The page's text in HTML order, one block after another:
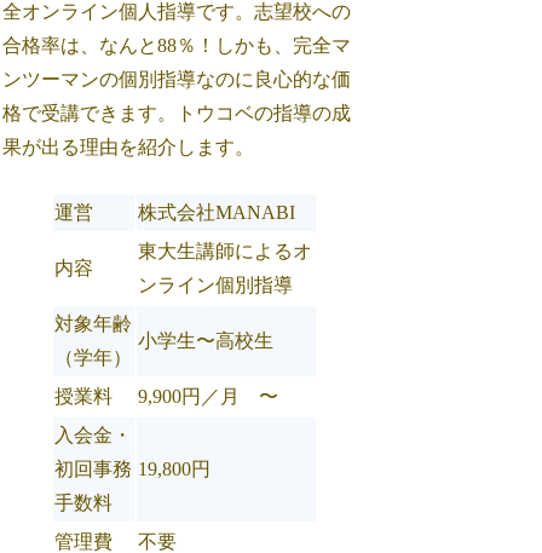
全オンライン個人指導です。志望校への
合格率は、なんと88％！しかも、完全マ
ンツーマンの個別指導なのに良心的な価
格で受講できます。トウコベの指導の成
果が出る理由を紹介します。
運営 株式会社MANABI
内容
東大生講師によるオ
ンライン個別指導
対象年齢
（学年）
小学生〜高校生
授業料
9,900円／月 〜
入会金・
初回事務
手数料
19,800円
管理費
不要